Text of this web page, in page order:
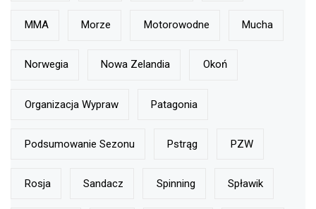
MMA Morze Motorowodne Mucha
Norwegia Nowa Zelandia Okoń
Organizacja Wypraw Patagonia
Podsumowanie Sezonu Pstrąg PZW
Rosja Sandacz Spinning Spławik